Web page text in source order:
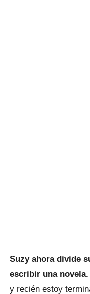
Suzy ahora divide
escribir una novela.
y recién estoy